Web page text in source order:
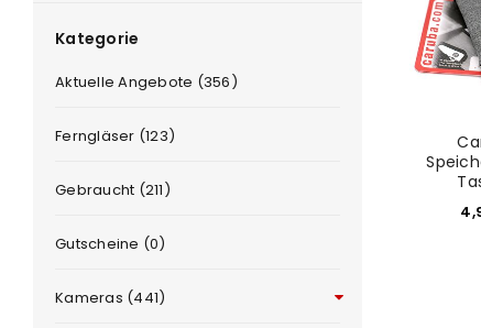
Kategorie
Aktuelle Angebote (356)
Ferngläser (123)
Gebraucht (211)
Gutscheine (0)
Kameras (441)